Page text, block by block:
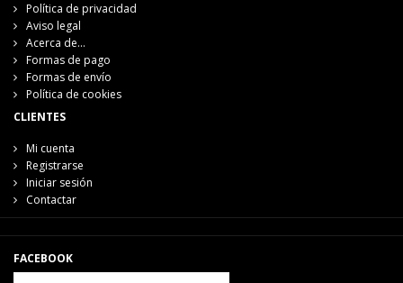
Política de privacidad
Aviso legal
Acerca de...
Formas de pago
Formas de envío
Política de cookies
CLIENTES
Mi cuenta
Registrarse
Iniciar sesión
Contactar
FACEBOOK